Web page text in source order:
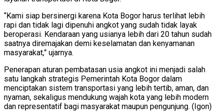
“Kami siap bersinergi karena Kota Bogor harus terlihat lebih
rapi dan tidak lagi dipenuhi angkot yang sudah tidak layak
beroperasi. Kendaraan yang usianya lebih dari 20 tahun sudah
saatnya diremajakan demi keselamatan dan kenyamanan
masyarakat,” ujarnya.
Penerapan aturan pembatasan usia angkot ini menjadi salah
satu langkah strategis Pemerintah Kota Bogor dalam
menciptakan sistem transportasi yang lebih tertib, aman, dan
nyaman, sekaligus mendukung wajah kota yang lebih modern
dan representatif bagi masyarakat maupun pengunjung. (Igon)